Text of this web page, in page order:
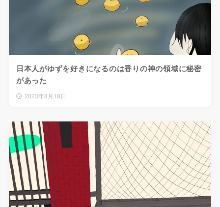
日本人がゆずを好きになるのは香りの神の領域に秘密
があった
2023年8月18日